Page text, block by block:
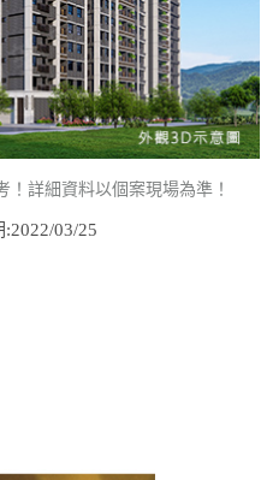
詳細資料以個案現場為準！
03/25